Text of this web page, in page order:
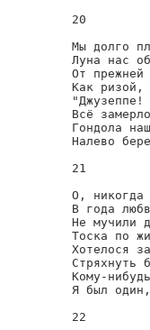
20
Мы долго
Луна нас
От прежней
Как ризой,
Всё
Гондола
Налево
21
О, никогда
В года
Не мучили
Тоска по
Хотелося
Стряхнуть
Кому-
Я был
22